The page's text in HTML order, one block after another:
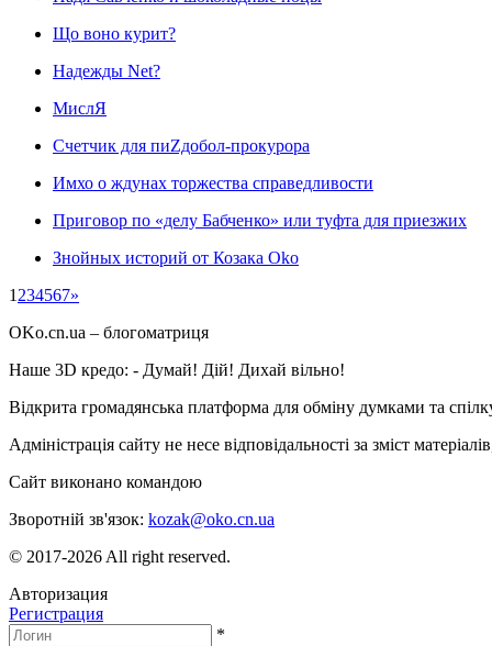
Що воно курит?
Надежды Net?
МислЯ
Счетчик для пиZдобол-прокурора
Имхо о ждунах торжества справедливости
Приговор по «делу Бабченко» или туфта для приезжих
Знойных историй от Козака Oko
1 234567»
OKo.cn.ua – блогоматриця
Наше 3D кредо: - Думай! Дій! Дихай вільно!
Відкрита громадянська платформа для обміну думками та
Адміністрація сайту не несе відповідальності за зміст
Сайт виконано командою
Зворотній зв'язок: kozak@oko.cn.ua
© 2017-2026 All right reserved.
Авторизация
Регистрация
*